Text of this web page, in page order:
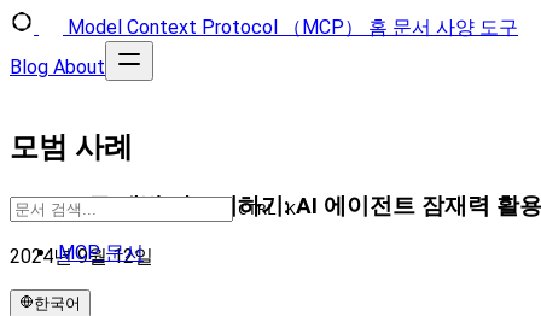
Model Context Protocol （MCP） 홈 문서 사양 도구
Blog About
CTRL K
MCP 문서
모범 사례
MCP 도구 개발 마스터하기: AI 에이전트 잠재력 활용
2024년 9월 12일
한국어